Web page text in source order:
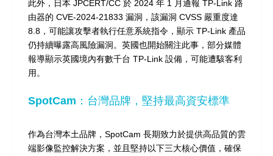
此外，日本 JPCERT/CC 於 2024 年 1 月通報 TP-Link 路
由器的 CVE-2024-21833 漏洞，該漏洞 CVSS 嚴重度達
8.8，可能讓攻擊者執行任意系統指令，顯示 TP-Link 產品
仍持續曝露高風險漏洞。英國也開始關注此事，部分媒體
報導顯示英國境內有數千台 TP-Link 設備，可能遭駭客利
用。
SpotCam：台灣品牌，堅持最高資安標準
作為台灣本土品牌，SpotCam 長期致力於提供高品質的雲
端影像監控解決方案，並且堅持以下三大核心價值，確保